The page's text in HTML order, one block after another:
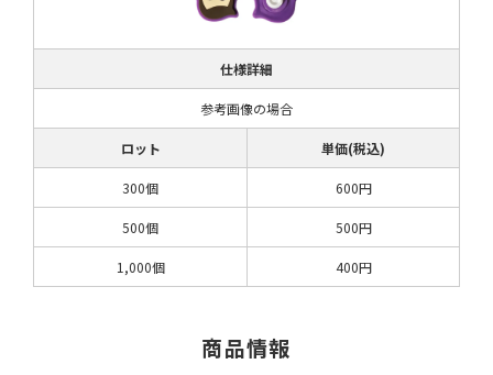
仕様詳細
参考画像の場合
ロット 単価(税込)
300個 600円
500個 500円
1,000個 400円
商品情報